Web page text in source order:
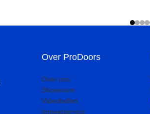
Over ProDoors
Over ons
Showroom
Videobellen
Inmeetservice